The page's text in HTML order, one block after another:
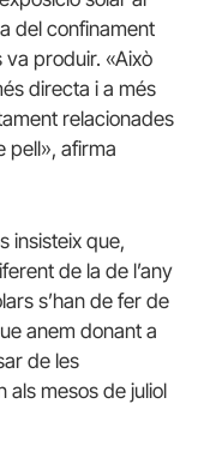
del confinament
produir. «Això
directa i a més
relacionades
pell», afirma
insisteix que,
de la de l’any
s’han de fer de
anem donant a
de les
als mesos de juliol